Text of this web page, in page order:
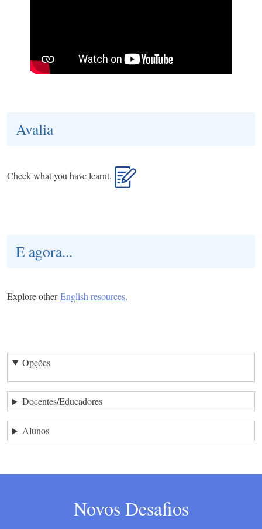
Avalia
Check what you have learnt.
E agora...
Explore otherEnglish resources.
Opções
Docentes/Educadores
Alunos
Novos Desafios